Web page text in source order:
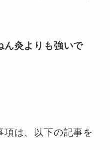
ん灸よりも強いで
は、以下の記事を